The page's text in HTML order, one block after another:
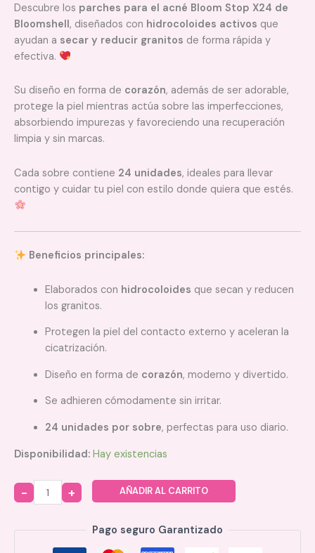
Descubre los parches para el acné Bloom Stop X24 de
Bloomshell, diseñados con hidrocoloides activos que
ayudan a secar y reducir granitos de forma rápida y
efectiva.
Su diseño en forma de corazón, además de ser adorable,
protege la piel mientras actúa sobre las imperfecciones,
absorbiendo impurezas y favoreciendo una recuperación
limpia y sin marcas.
Cada sobre contiene 24 unidades, ideales para llevar
contigo y cuidar tu piel con estilo donde quiera que estés.
Beneficios principales:
Elaborados con hidrocoloides que secan y reducen
los granitos.
Protegen la piel del contacto externo y aceleran la
cicatrización.
Diseño en forma de corazón, moderno y divertido.
Se adhieren cómodamente sin irritar.
24 unidades por sobre, perfectas para uso diario.
Disponibilidad: Hay existencias
Quantity
AÑADIR AL CARRITO
Pago seguro Garantizado